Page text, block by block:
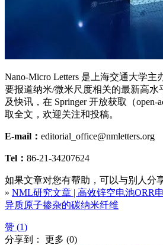
Nano-Micro Letters 是上海交通大学主
要报道纳米/微米尺度相关的最新高水
及快讯，在 Springer 开放获取（open-
取全文，欢迎关注和投稿。
E-mail： editorial_office@nmletters.org
Tel： 86-21-34207624
如果文章对您有帮助，可以与别人分
» NML研究文章 | 高效锌空电池ORR
异质原子掺杂的碳纳米纤维
赞 (1)
分享到： 更多 (0)